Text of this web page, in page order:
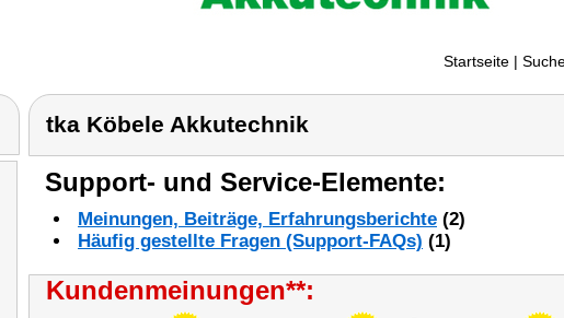
Startseite |
tka Köbele Akkutechnik
Support- und Service-Elemente:
Meinungen, Beiträge, Erfahrungsberichte (2)
Häufig gestellte Fragen (Support-FAQs) (1)
Kundenmeinungen**: